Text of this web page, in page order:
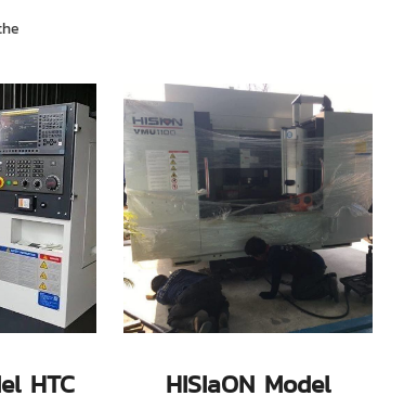
HTC
HISIaON Model